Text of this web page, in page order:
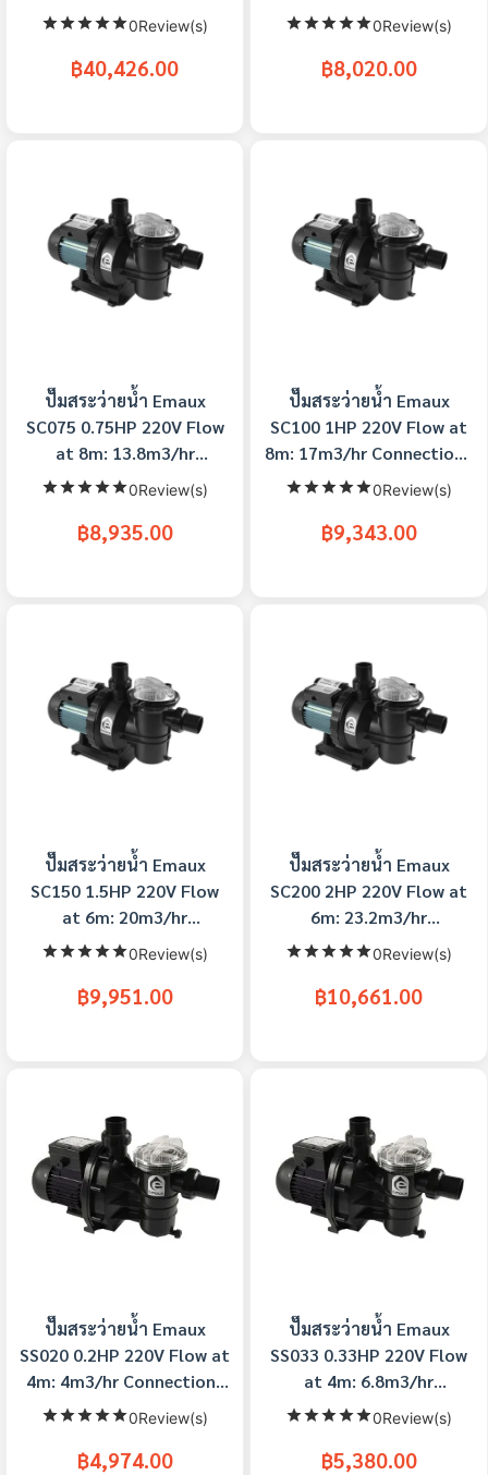
Hour Ultra-Power
Commercial Pump
0Review(s)
฿40,426.00
Connection : 1.5 Inch
0Review(s)
฿8,020.00
ปั๊มสระว่ายน้ำ Emaux
SC075 0.75HP 220V Flow
at 8m: 13.8m3/hr
Connection : 1.5 Inch
0Review(s)
฿8,935.00
ปั๊มสระว่ายน้ำ Emaux
SC100 1HP 220V Flow at
8m: 17m3/hr Connection :
1.5"0Review(s)
฿9,343.00
ปั๊มสระว่ายน้ำ Emaux
SC150 1.5HP 220V Flow
at 6m: 20m3/hr
Connection : 1.5 Inch
0Review(s)
฿9,951.00
ปั๊มสระว่ายน้ำ Emaux
SC200 2HP 220V Flow at
6m: 23.2m3/hr
Connection : 1.5 Inch
0Review(s)
฿10,661.00
ปั๊มสระว่ายน้ำ Emaux
SS020 0.2HP 220V Flow at
4m: 4m3/hr Connection :
1.5"0Review(s)
฿4,974.00
ปั๊มสระว่ายน้ำ Emaux
SS033 0.33HP 220V Flow
at 4m: 6.8m3/hr
Connection : 1.5 Inch
0Review(s)
฿5,380.00